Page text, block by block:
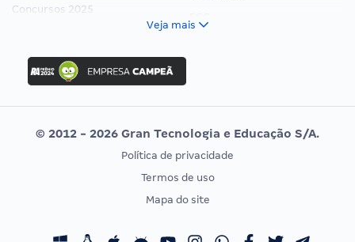
Concursos 2025
Concurso Ibama
Concurso MPU
Editais publicados
Vunesp
CONCURSOS POR PROFISSÃO
Concursos Fiscais
EXAME DE ORDEM
Calendário OAB
Veja mais
© 2012 - 2026 Gran Tecnologia e Educação S/A.
Política de privacidade
Termos de uso
Mapa do site